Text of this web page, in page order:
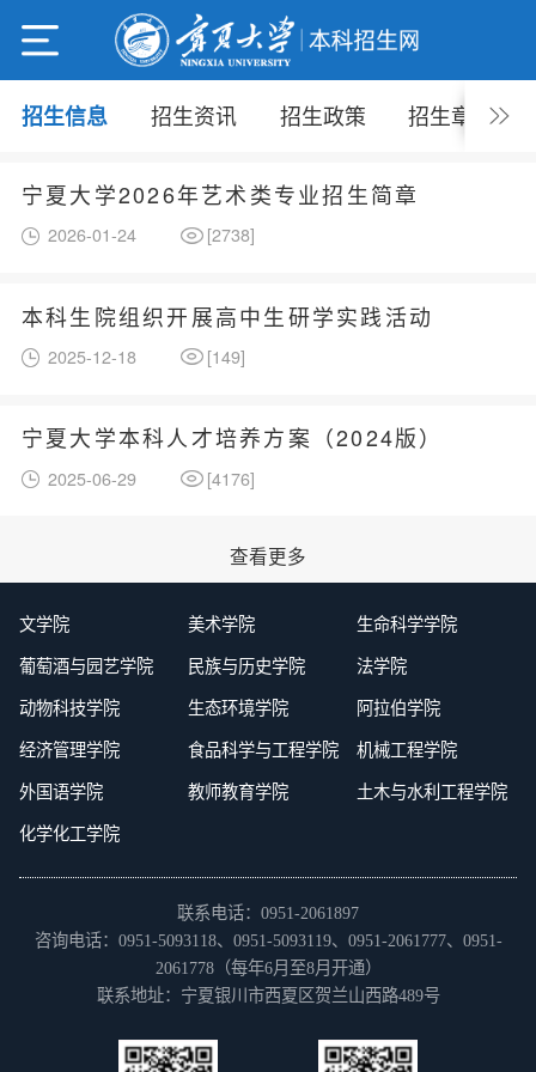
招生信息 招生资讯 招生政策 招生章程
宁夏大学2026年艺术类专业招生简章
2026-01-24 [2738]
本科生院组织开展高中生研学实践活动
2025-12-18 [149]
宁夏大学本科人才培养方案（2024版）
2025-06-29 [4176]
查看更多
文学院 美术学院 生命科学学院
葡萄酒与园艺学院 民族与历史学院 法学院
动物科技学院 生态环境学院 阿拉伯学院
经济管理学院 食品科学与工程学院 机械工程学院
外国语学院 教师教育学院 土木与水利工程学院
化学化工学院
联系电话：0951-2061897
咨询电话：0951-5093118、0951-5093119、0951-2061777、0951-
2061778（每年6月至8月开通）
联系地址：宁夏银川市西夏区贺兰山西路489号